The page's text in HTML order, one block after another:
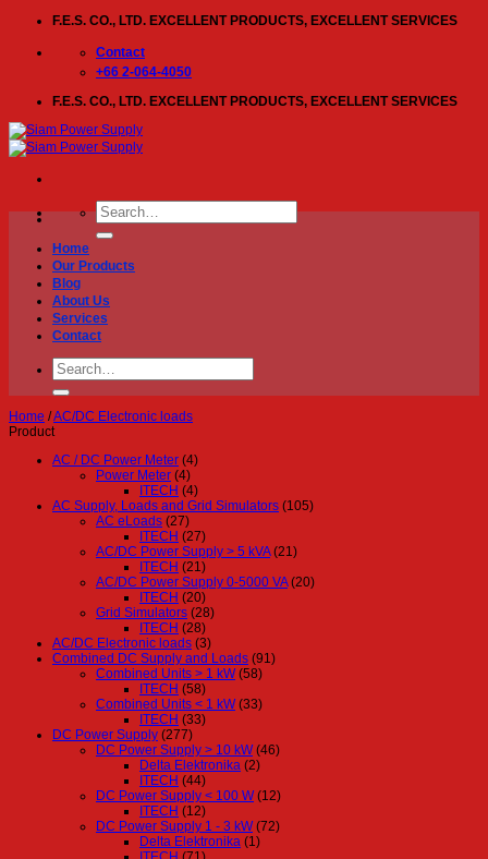
content
F.E.S. CO., LTD. EXCELLENT PRODUCTS, EXCELLENT SERVICES
Contact
+66 2-064-4050
F.E.S. CO., LTD. EXCELLENT PRODUCTS, EXCELLENT SERVICES
Search
for:
Home
Our Products
Blog
About Us
Services
Contact
Search
for:
Home /AC/DC Electronic loads
Product
AC / DC Power Meter (4)
Power Meter (4)
ITECH (4)
AC Supply, Loads and Grid Simulators (105)
AC eLoads (27)
ITECH (27)
AC/DC Power Supply > 5 kVA (21)
ITECH (21)
AC/DC Power Supply 0-5000 VA (20)
ITECH (20)
Grid Simulators (28)
ITECH (28)
AC/DC Electronic loads (3)
Combined DC Supply and Loads (91)
Combined Units > 1 kW (58)
ITECH (58)
Combined Units < 1 kW (33)
ITECH (33)
DC Power Supply (277)
DC Power Supply > 10 kW (46)
Delta Elektronika (2)
ITECH (44)
DC Power Supply < 100 W (12)
ITECH (12)
DC Power Supply 1 - 3 kW (72)
Delta Elektronika (1)